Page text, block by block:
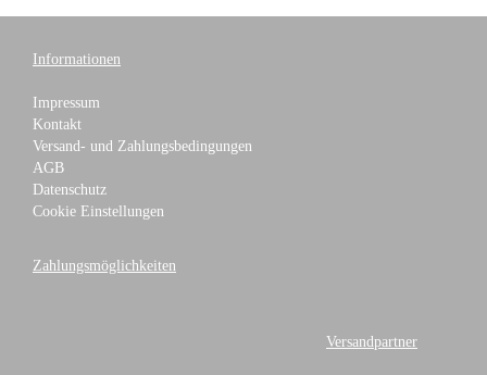
Informationen
Impressum
Kontakt
Versand- und Zahlungsbedingungen
AGB
Datenschutz
Cookie Einstellungen
Zahlungsmöglichkeiten
Versandpartner